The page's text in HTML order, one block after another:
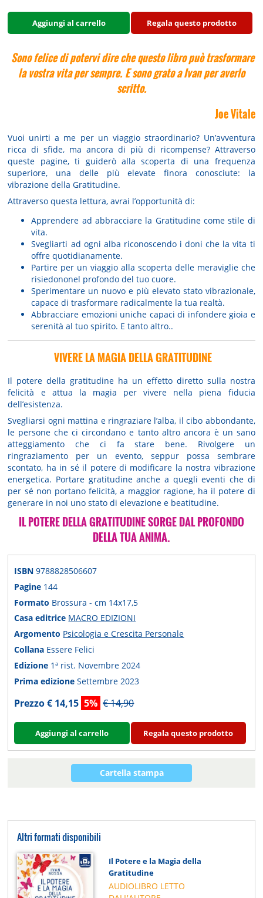
Aggiungi al carrello Regala questo prodotto
Sono felice di potervi dire che questo libro può trasformare
la vostra vita per sempre. E sono grato a Ivan per averlo
scritto.
Joe Vitale
Vuoi unirti a me per un viaggio straordinario? Un’avventura
ricca di sfide, ma ancora di più di ricompense? Attraverso
queste pagine, ti guiderò alla scoperta di una frequenza
superiore, una delle più elevate finora conosciute: la
vibrazione della Gratitudine.
Attraverso questa lettura, avrai l’opportunità di:
Apprendere ad abbracciare la Gratitudine come stile di
vita.
Svegliarti ad ogni alba riconoscendo i doni che la vita ti
offre quotidianamente.
Partire per un viaggio alla scoperta delle meraviglie che
risiedononel profondo del tuo cuore.
Sperimentare un nuovo e più elevato stato vibrazionale,
capace di trasformare radicalmente la tua realtà.
Abbracciare emozioni uniche capaci di infondere gioia e
serenità al tuo spirito. E tanto altro..
VIVERE LA MAGIA DELLA GRATITUDINE
Il potere della gratitudine ha un effetto diretto sulla nostra
felicità e attua la magia per vivere nella piena fiducia
dell’esistenza.
Svegliarsi ogni mattina e ringraziare l’alba, il cibo abbondante,
le persone che ci circondano e tanto altro ancora è un sano
atteggiamento che ci fa stare bene. Rivolgere un
ringraziamento per un evento, seppur possa sembrare
scontato, ha in sé il potere di modificare la nostra vibrazione
energetica. Portare gratitudine anche a quegli eventi che di
per sé non portano felicità, a maggior ragione, ha il potere di
generare in noi uno stato di elevazione e beatitudine.
IL POTERE DELLA GRATITUDINE SORGE DAL PROFONDO
DELLA TUA ANIMA.
ISBN9788828506607
Pagine 144
Formato Brossura - cm 14x17,5
Casa editrice MACRO EDIZIONI
Argomento Psicologia e Crescita Personale
Collana Essere Felici
Edizione 1ª rist. Novembre 2024
Prima edizioneSettembre 2023
Prezzo € 14,15 5% € 14,90
Aggiungi al carrello Regala questo prodotto
Cartella stampa
Altri formati disponibili
Il Potere e la Magia della
Gratitudine
AUDIOLIBRO LETTO